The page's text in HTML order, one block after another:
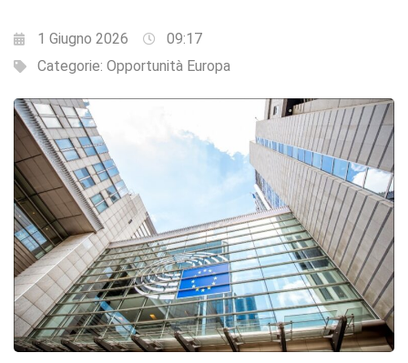
1 Giugno 2026
09:17
Categorie: Opportunità Europa